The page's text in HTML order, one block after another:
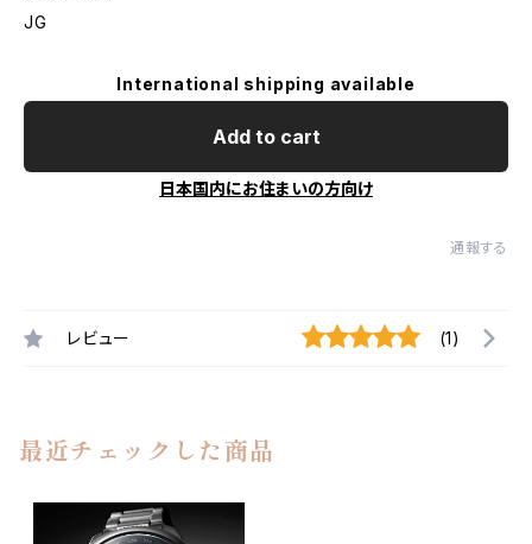
JG
International shipping available
Add to cart
日本国内にお住まいの方向け
通報する
レビュー (1)
最近チェックした商品